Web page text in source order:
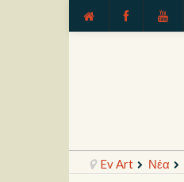
Ev Art Νέα